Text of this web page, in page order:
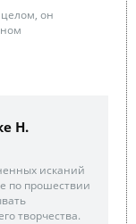
он
Н.
исканий
по прошествии
творчества.